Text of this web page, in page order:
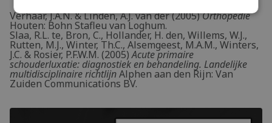
Verhaar, J.A.N. & Linden, A.J. van der (2005)Orthopedie
Houten: Bohn Stafleu van Loghum.
Slaa, R.L. te, Bron, C., Hollander, H. den, Willems, W.J.,
Rutten, M.J., Winter, Th.C., Alsemgeest, M.A.M., Winters,
J.C. & Rosier, P.F.W.M. (2005)Acute primaire
schouderluxatie: diagnostiek en behandeling. Landelijke
multidisciplinaire richtlijnAlphen aan den Rijn: Van
Zuiden Communications BV.